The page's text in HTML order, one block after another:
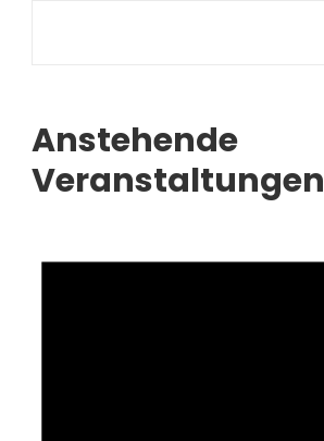
Anstehende
Veranstaltungen